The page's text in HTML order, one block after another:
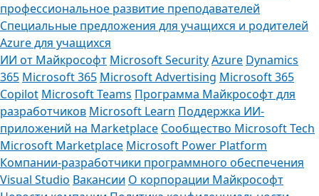
профессиональное развитие преподавателей
Специальные предложения для учащихся и родителей
Azure для учащихся
ИИ от Майкрософт Microsoft SecurityAzure Dynamics
365 Microsoft 365 Microsoft Advertising Microsoft 365
Copilot Microsoft Teams Программа Майкрософт для
разработчиков Microsoft Learn Поддержка ИИ-
приложений на Marketplace Сообщество Microsoft Tech
Microsoft Marketplace Microsoft Power Platform
Компании-разработчики программного обеспечения
Visual Studio Вакансии О корпорации Майкрософт